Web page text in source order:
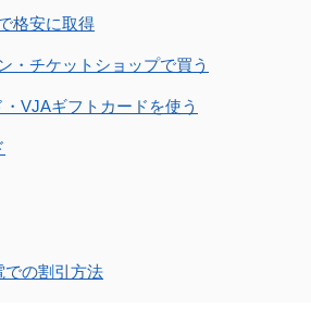
格安に取得
・チケットショップで買う
VJAギフトカードを使う
での割引方法